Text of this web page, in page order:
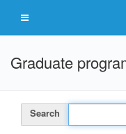
Graduate
Search